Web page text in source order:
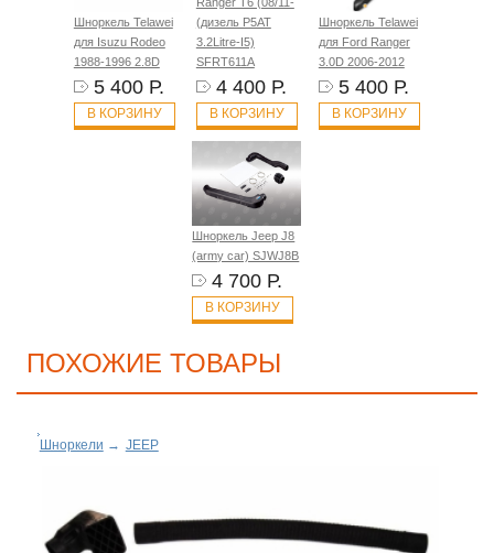
Шноркель Telawei
для Isuzu Rodeo
1988-1996 2.8D
5 400 Р.
В КОРЗИНУ
Ranger T6 (08/11-
(дизель P5AT
3.2Litre-I5)
SFRT611A
4 400 Р.
В КОРЗИНУ
Шноркель Telawei
для Ford Ranger
3.0D 2006-2012
5 400 Р.
В КОРЗИНУ
Шноркель Jeep J8
(army car) SJWJ8B
4 700 Р.
В КОРЗИНУ
ПОХОЖИЕ ТОВАРЫ
Шноркели → JEEP